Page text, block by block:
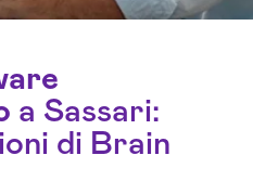
a Sassari:
di Brain